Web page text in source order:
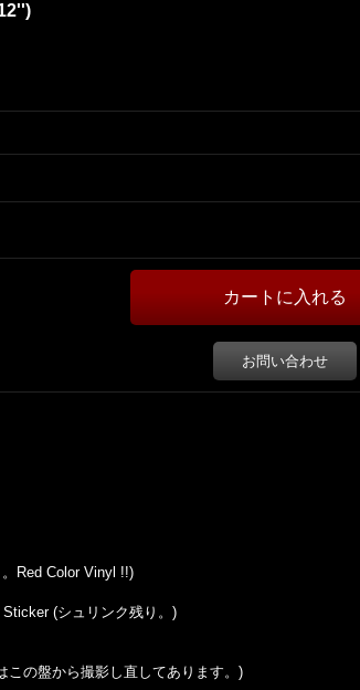
お問い合わせ
。Red Color Vinyl !!)
(シュリンク残り。)
この盤から撮影し直してあります。 )